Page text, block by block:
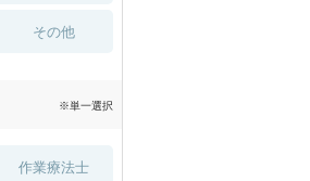
その他
※単一選択
作業療法士